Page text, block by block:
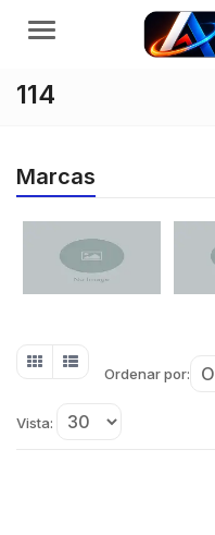
Menú
114
Marcas
Ordenar por:
Vista: